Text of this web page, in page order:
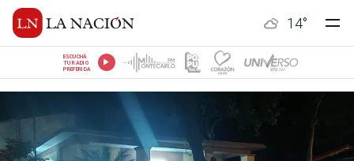
14°
ESCUCHÁ
TU RADIO
PREFERIDA